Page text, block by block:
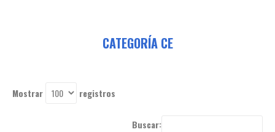
CATEGORÍA CE
Mostrar registros
Buscar: